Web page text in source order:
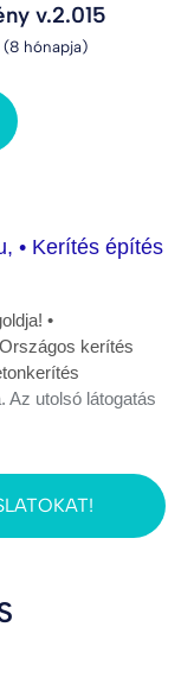
v.2.015
(8 hónapja)
• Kerítés építés
•
kerítés
Az utolsó látogatás